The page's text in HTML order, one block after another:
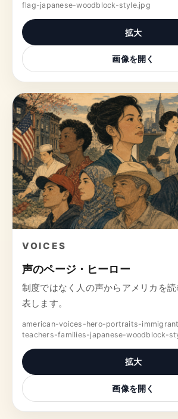
flag-japanese-woodblock-style.jpg
拡大
画像を開く
VOICES
声のページ・ヒーロー
制度ではなく人の声からアメリカを
表します。
american-voices-hero-portraits-
teachers-families-japanese-woodblock-
拡大
画像を開く